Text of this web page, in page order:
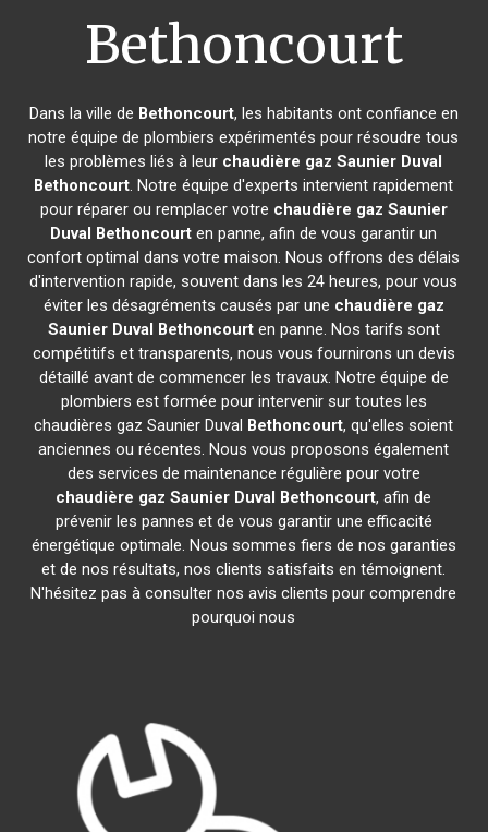
Bethoncourt
Dans la ville de Bethoncourt, les habitants ont confiance en
notre équipe de plombiers expérimentés pour résoudre tous
les problèmes liés à leur chaudière gaz Saunier Duval
Bethoncourt. Notre équipe d'experts intervient rapidement
pour réparer ou remplacer votre chaudière gaz Saunier
Duval Bethoncourt en panne, afin de vous garantir un
confort optimal dans votre maison. Nous offrons des délais
d'intervention rapide, souvent dans les 24 heures, pour vous
éviter les désagréments causés par une chaudière gaz
Saunier Duval Bethoncourten panne. Nos tarifs sont
compétitifs et transparents, nous vous fournirons un devis
détaillé avant de commencer les travaux. Notre équipe de
plombiers est formée pour intervenir sur toutes les
chaudières gaz Saunier Duval Bethoncourt, qu'elles soient
anciennes ou récentes. Nous vous proposons également
des services de maintenance régulière pour votre
chaudière gaz Saunier Duval Bethoncourt, afin de
prévenir les pannes et de vous garantir une efficacité
énergétique optimale. Nous sommes fiers de nos garanties
et de nos résultats, nos clients satisfaits en témoignent.
N'hésitez pas à consulter nos avis clients pour comprendre
pourquoi nous